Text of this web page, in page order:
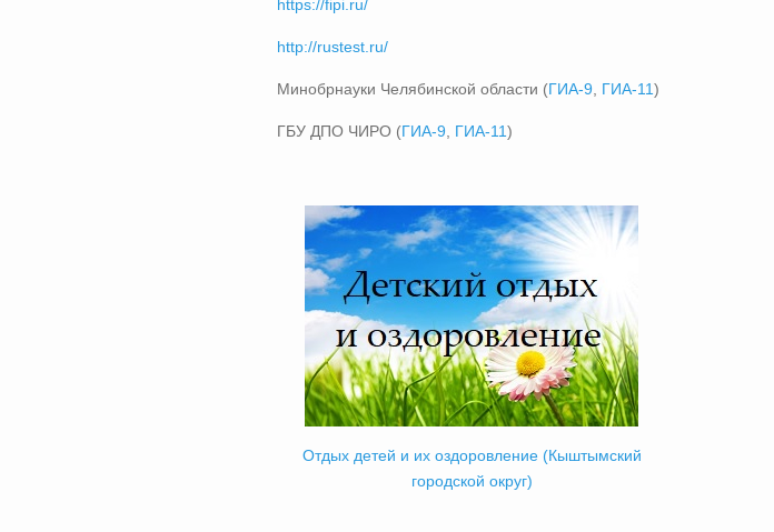
https://fipi.ru/
http://rustest.ru/
Минобрнауки Челябинской области (ГИА-9 ГИА-11)
ГБУ ДПО ЧИРО (ГИА-9 ГИА-11)
Отдых детей и их оздоровление (Кыштымский
городской округ)